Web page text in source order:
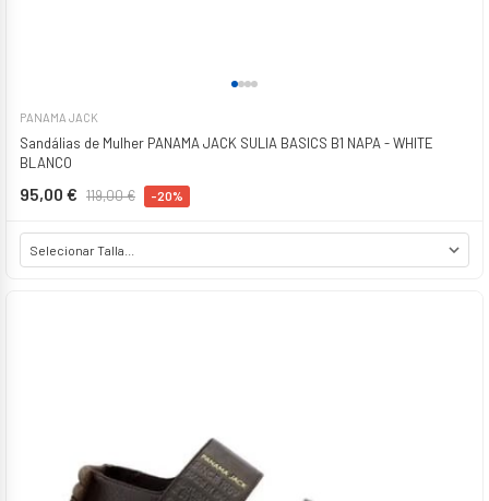
PANAMA JACK
Sandálias de Mulher PANAMA JACK SULIA BASICS B1 NAPA - WHITE
BLANCO
95,00 € 119,00 € -20%